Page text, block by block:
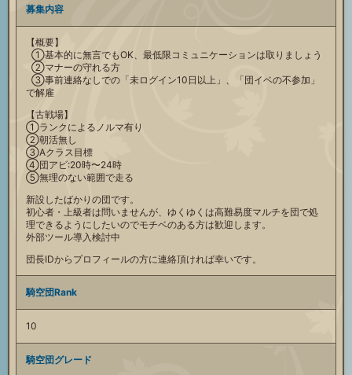
募集内容
【概要】
①基本的に無言でもOK、最低限コミュニケーションは取りましょう
②マナーの守れる方
③事前連絡なしでの「未ログイン10日以上」、「団イベの不参加」
で解雇
【古戦場】
①ランクによるノルマ有り
②朝活無し
③Aクラス目標
④団アビ:20時〜24時
⑤無理のない範囲で走る
新設したばかりの団です。
初心者・上級者は問いませんが、ゆくゆくは高難易度マルチを団で処
理できるようにしたいのでモチベのある方は歓迎します。
外部ツール導入検討中
団長IDからプロフィールの方に連絡頂ければ幸いです。
騎空団Rank
10
騎空団グレード